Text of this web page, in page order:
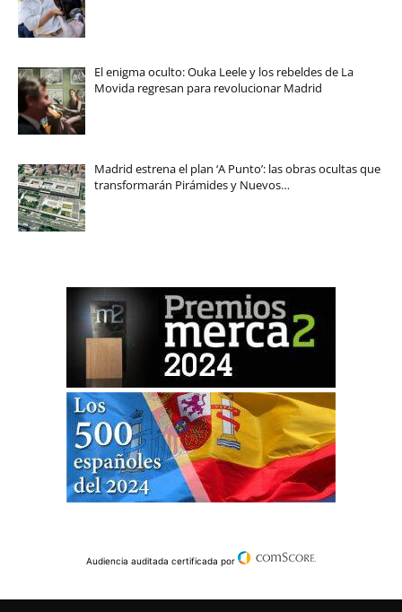
El enigma oculto: Ouka Leele y los rebeldes de La
Movida regresan para revolucionar Madrid
Madrid estrena el plan ‘A Punto’: las obras ocultas que
transformarán Pirámides y Nuevos…
Audiencia auditada certificada por